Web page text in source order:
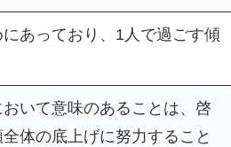
あっており、1人で過ごす傾
いて意味のあることは、啓
体の底上げに努力すること